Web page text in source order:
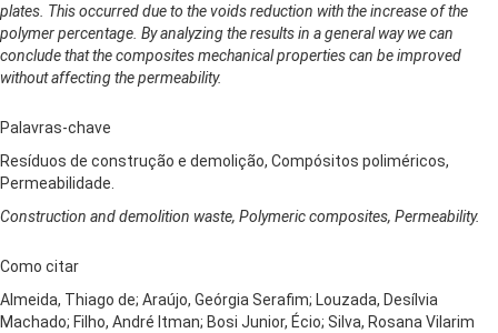
plates. This occurred due to the voids reduction with the increase of the
polymer percentage. By analyzing the results in a general way we can
conclude that the composites mechanical properties can be improved
without affecting the permeability.
Palavras-chave
Resíduos de construção e demolição, Compósitos poliméricos,
Permeabilidade.
Construction and demolition waste, Polymeric composites, Permeability.
Como citar
Almeida, Thiago de; Araújo, Geórgia Serafim; Louzada, Desílvia
Machado; Filho, André Itman; Bosi Junior, Écio; Silva, Rosana Vilarim